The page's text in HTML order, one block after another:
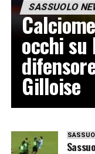
SASSUOLO
occhi su
Gilloise